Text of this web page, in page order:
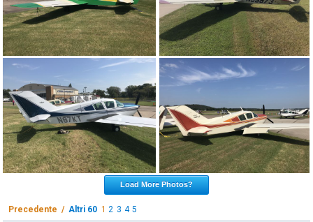
Load More Photos?
Precedente / Altri 60 1 2 3 4 5